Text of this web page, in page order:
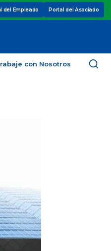
del Empleado Portal del Asociado
con Nosotros